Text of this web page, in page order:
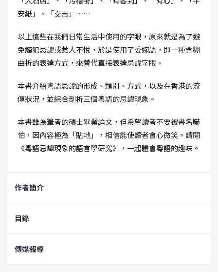
安紙」、「交吉」……
以上這些在我們日常生活中使用的字眼，原來就是為了避
免觸犯忌諱或惹人不悅，於是使用了委婉語，即一種含糊
曲折的表達方式，來替代直接表達忌諱字眼。
本書介紹粵語忌諱的形成、類別、方式，以及在香港的流
傳狀況，並綜合剖析三個粵語的忌諱現象。
本書雖為筆者的碩士畢業論文，但希望讀者不要被書名嚇
怕，因內容極為「貼地」，相信能使讀者會心微笑。請閱
《粵語忌諱現象的語言學研究》，一起體會粵語的趣味。
作者簡介
目錄
傳媒報導